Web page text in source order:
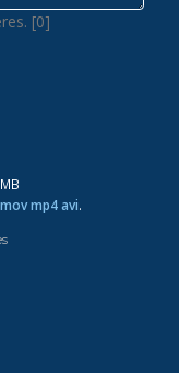
[0]
mp4 avi.